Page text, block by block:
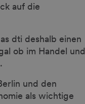
auf die
dti deshalb einen
ob im Handel und
und den
als wichtige